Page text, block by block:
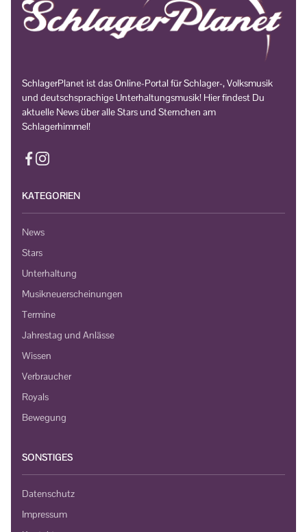
SchlagerPlanet ist das Online-Portal für Schlager-, Volksmusik
und deutschsprachige Unterhaltungsmusik! Hier findest Du
aktuelle News über alle Stars und Sternchen am
Schlagerhimmel!
KATEGORIEN
News
Stars
Unterhaltung
Musikneuerscheinungen
Termine
Jahrestag und Anlässe
Wissen
Verbraucher
Royals
Bewegung
SONSTIGES
Datenschutz
Impressum